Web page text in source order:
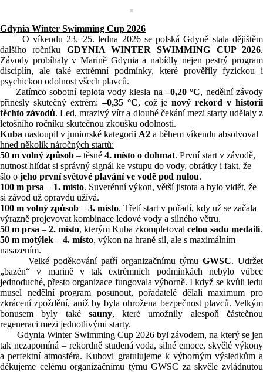
Gdynia Winter Swimming Cup 2026
O víkendu 23.–25. ledna 2026 se polská Gdyně stala dějištěm
dalšího ročníku GDYNIA WINTER SWIMMING CUP 2026.
Závody probíhaly v Marině Gdynia a nabídly nejen pestrý program
disciplín, ale také extrémní podmínky, které prověřily fyzickou i
psychickou odolnost všech plavců.
Zatímco sobotní teplota vody klesla na–0,20 °C, nedělní závody
přinesly skutečný extrém:–0,35 °C, což jenový rekord v historii
těchto závodů. Led, mrazivý vítr a dlouhé čekání mezi starty udělaly z
letošního ročníku skutečnou zkoušku odolnosti.
Kuba nastoupil v juniorské kategorii A2 a během víkendu absolvoval
hned několik náročných startů:
50 m volný způsob – těsné 4. místo o dohmat. První start v závodě,
nutnost hlídat si správný signál ke vstupu do vody, obrátky i fakt, že
šlo o jeho první světové plavání ve vodě pod nulou.
100 m prsa – 1. místo. Suverénní výkon, větší jistota a bylo vidět, že
si závod už opravdu užívá.
100 m volný způsob – 3. místo. Třetí start v pořadí, kdy už se začala
výrazně projevovat kombinace ledové vody a silného větru.
50 m prsa – 2. místo, kterým Kuba zkompletoval celou sadu medailí.
50 m motýlek – 4. místo, výkon na hraně sil, ale s maximálním
nasazením.
Velké poděkování patří organizačnímu týmuGWSC. Udržet
„bazén“ v marině v tak extrémních podmínkách nebylo vůbec
jednoduché, přesto organizace fungovala výborně. I když se kvůli ledu
musel nedělní program posunout, pořadatelé dělali maximum pro
zkrácení zpoždění, aniž by byla ohrožena bezpečnost plavců. Velkým
bonusem byly také sauny, které umožnily alespoň částečnou
regeneraci mezi jednotlivými starty.
Gdynia Winter Swimming Cup 2026 byl závodem, na který se jen
tak nezapomíná – rekordně studená voda, silné emoce, skvělé výkony
a perfektní atmosféra. Kubovi gratulujeme k výborným výsledkům a
děkujeme celému organizačnímu týmu GWSC za skvěle zvládnutou